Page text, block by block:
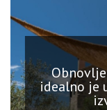
idealno je